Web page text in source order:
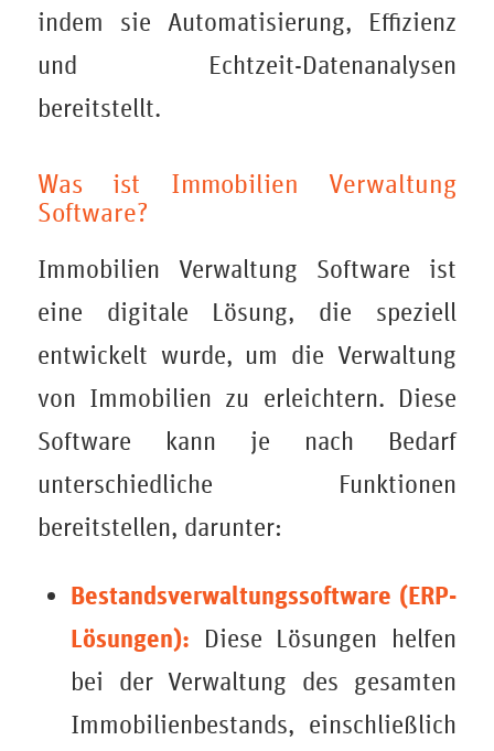
indem sie Automatisierung, Effizienz
und Echtzeit-Datenanalysen
bereitstellt.
Was ist Immobilien Verwaltung
Software?
Immobilien Verwaltung Software ist
eine digitale Lösung, die speziell
entwickelt wurde, um die Verwaltung
von Immobilien zu erleichtern. Diese
Software kann je nach Bedarf
unterschiedliche Funktionen
bereitstellen, darunter:
Bestandsverwaltungssoftware (ERP-
Lösungen): Diese Lösungen helfen
bei der Verwaltung des gesamten
Immobilienbestands, einschließlich